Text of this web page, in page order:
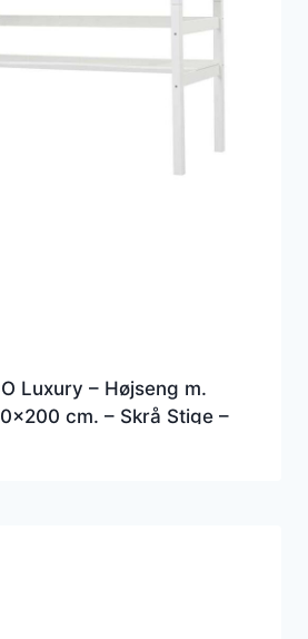
Luxury – Højseng m.
cm. – Skrå Stige –
– Hvid